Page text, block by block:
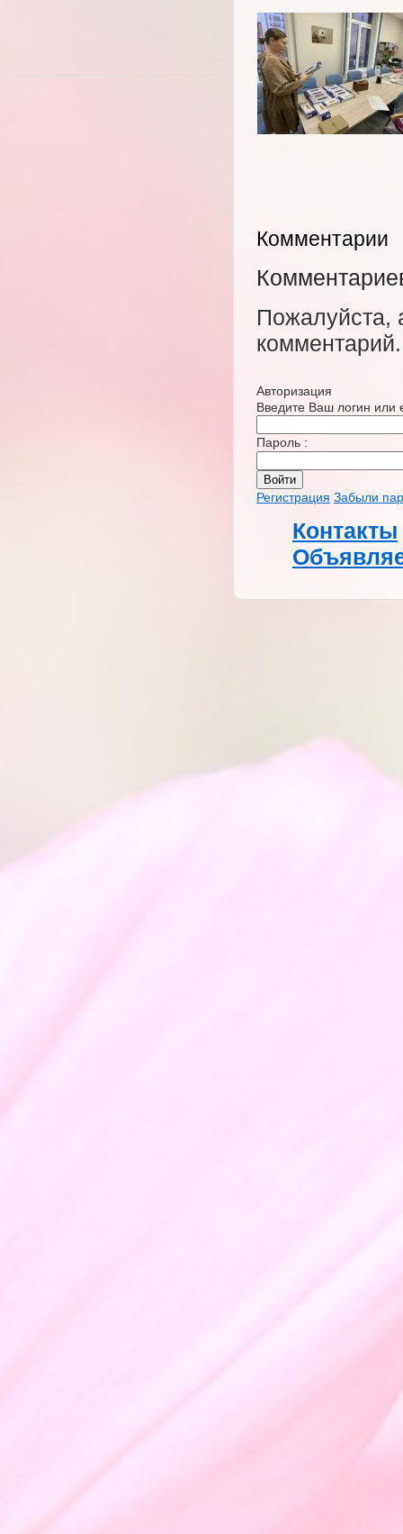
Комментарии
Пожалуйста,
комментарий.
Авторизация
Введите Ваш логин или
Пароль :
Регистрация Забыли
Контакты